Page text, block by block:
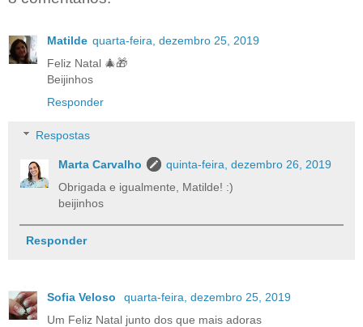
Matilde quarta-feira, dezembro 25, 2019
Feliz Natal 🎄🎁
Beijinhos
Responder
Respostas
Marta Carvalho
quinta-feira, dezembro 26, 2019
Obrigada e igualmente, Matilde! :)
beijinhos
Responder
Sofia Veloso
quarta-feira, dezembro 25, 2019
Um Feliz Natal junto dos que mais adoras